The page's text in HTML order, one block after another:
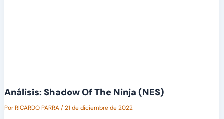
Análisis: Shadow Of The Ninja (NES)
PorRICARDO PARRA/21 de diciembre de 2022